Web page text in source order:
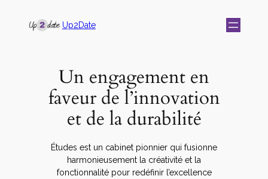
Up2Date
Un engagement en
faveur de l’innovation
et de la durabilité
Études est un cabinet pionnier qui fusionne
harmonieusement la créativité et la
fonctionnalité pour redéfinir l’excellence